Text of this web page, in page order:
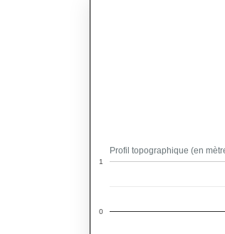
Profil topographique (en
0
1